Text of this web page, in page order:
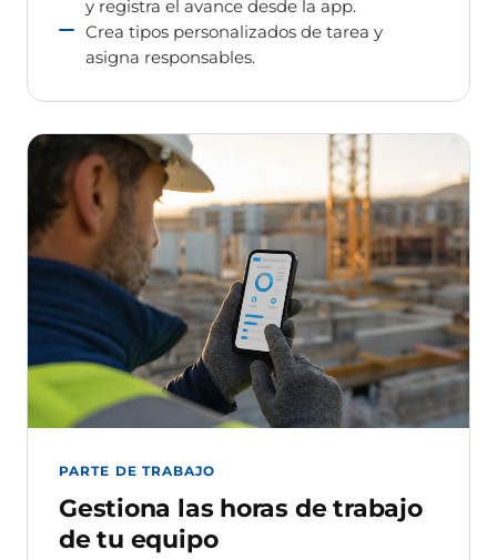
y registra el avance desde la app.
Crea tipos personalizados de tarea y
asigna responsables.
PARTE DE TRABAJO
Gestiona las horas de trabajo
de tu equipo